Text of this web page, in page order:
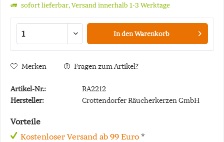
sofort lieferbar, Versand innerhalb 1-3 Werktage
In denWarenkorb
Merken Fragen zum Artikel?
Artikel-Nr.:
RA2212
Hersteller:
Crottendorfer Räucherkerzen GmbH
Vorteile
Kostenloser Versand ab 99 Euro *